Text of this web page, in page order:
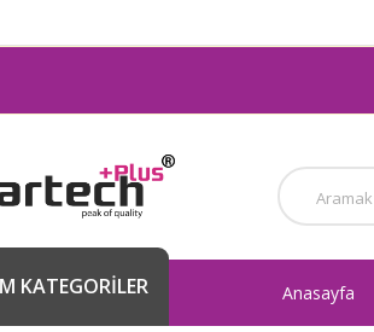
KATEGORİLER Anasayfa